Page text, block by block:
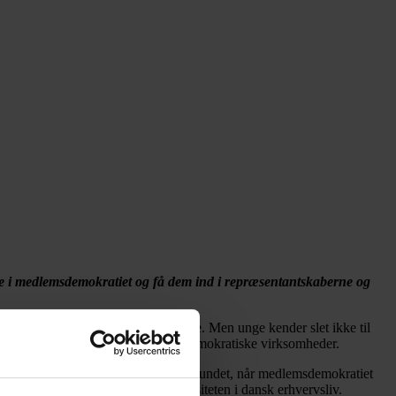
medlemsdemokratiet og få dem ind i repræsentantskaberne og
frit for at række ud efter indflydelse. Men unge kender slet ikke til
at de har et lavt kendskab til demokratiske virksomheder.
det er også et problem for samfundet, når medlemsdemokratiet
Det risikerer at svække diversiteten i dansk erhvervsliv.